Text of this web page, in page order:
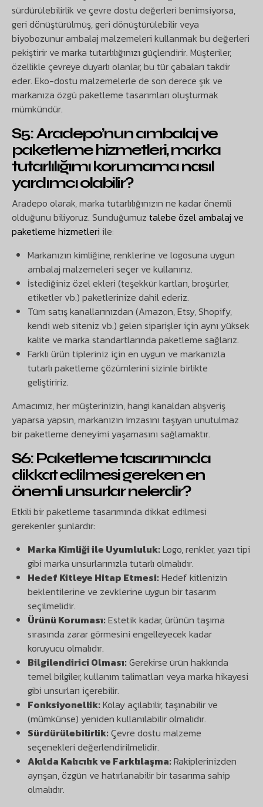
sürdürülebilirlik ve çevre dostu değerleri benimsiyorsa,
geri dönüştürülmüş, geri dönüştürülebilir veya
biyobozunur ambalaj malzemeleri kullanmak bu değerleri
pekiştirir ve marka tutarlılığınızı güçlendirir. Müşteriler,
özellikle çevreye duyarlı olanlar, bu tür çabaları takdir
eder. Eko-dostu malzemelerle de son derece şık ve
markanıza özgü paketleme tasarımları oluşturmak
mümkündür.
S5: Aradepo’nunambalaj ve
paketleme hizmetleri, marka
tutarlılığımı korumama nasıl
yardımcı olabilir?
Aradepo olarak, marka tutarlılığınızın ne kadar önemli
olduğunu biliyoruz. Sunduğumuz talebe özel ambalaj ve
paketleme hizmetleri ile:
Markanızın kimliğine, renklerine ve logosuna uygun
ambalaj malzemeleri seçer ve kullanırız.
İstediğiniz özel ekleri (teşekkür kartları, broşürler,
etiketler vb.) paketlerinize dahil ederiz.
Tüm satış kanallarınızdan (Amazon, Etsy, Shopify,
kendi web siteniz vb.) gelen siparişler için aynı yüksek
kalite ve marka standartlarında paketleme sağlarız.
Farklı ürün tipleriniz için en uygun ve markanızla
tutarlı paketleme çözümlerini sizinle birlikte
geliştiririz.
Amacımız, her müşterinizin, hangi kanaldan alışveriş
yaparsa yapsın, markanızın imzasını taşıyan unutulmaz
bir paketleme deneyimi yaşamasını sağlamaktır.
S6: Paketleme tasarımında
dikkat edilmesi gereken en
önemli unsurlar nelerdir?
Etkili bir paketleme tasarımında dikkat edilmesi
gerekenler şunlardır:
Marka Kimliği ile Uyumluluk: Logo, renkler, yazı tipi
gibi marka unsurlarınızla tutarlı olmalıdır.
Hedef Kitleye Hitap Etmesi: Hedef kitlenizin
beklentilerine ve zevklerine uygun bir tasarım
seçilmelidir.
Ürünü Koruması: Estetik kadar, ürünün taşıma
sırasında zarar görmesini engelleyecek kadar
koruyucu olmalıdır.
Bilgilendirici Olması: Gerekirse ürün hakkında
temel bilgiler, kullanım talimatları veya marka hikayesi
gibi unsurları içerebilir.
Fonksiyonellik: Kolay açılabilir, taşınabilir ve
(mümkünse) yeniden kullanılabilir olmalıdır.
Sürdürülebilirlik: Çevre dostu malzeme
seçenekleri değerlendirilmelidir.
Akılda Kalıcılık ve Farklılaşma: Rakiplerinizden
ayrışan, özgün ve hatırlanabilir bir tasarıma sahip
olmalıdır.